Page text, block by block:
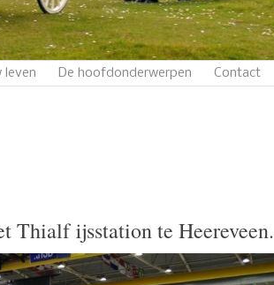
leven De hoofdonderwerpen Contact
Thialf ijsstation te Heereveen.